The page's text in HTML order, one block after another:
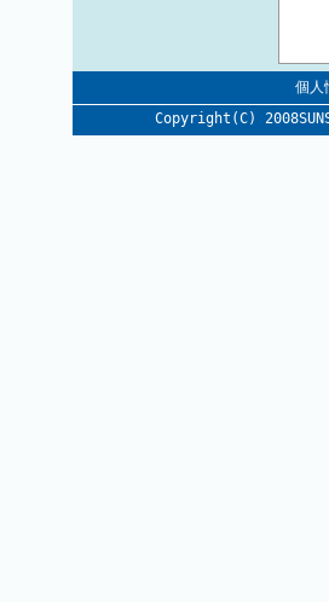
個人
Copyright(C)